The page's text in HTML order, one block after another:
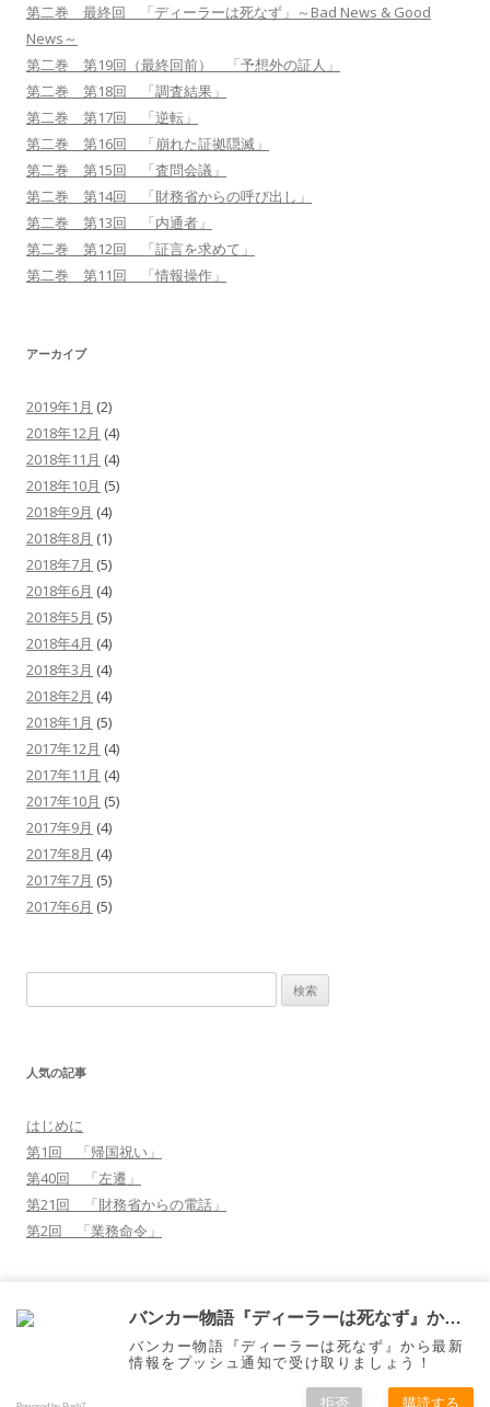
第二巻 最終回 「ディーラーは死なず」～Bad News & Good
News～
第二巻 第19回（最終回前） 「予想外の証人」
第二巻 第18回 「調査結果」
第二巻 第17回 「逆転」
第二巻 第16回 「崩れた証拠隠滅」
第二巻 第15回 「査問会議」
第二巻 第14回 「財務省からの呼び出し」
第二巻 第13回 「内通者」
第二巻 第12回 「証言を求めて」
第二巻 第11回 「情報操作」
アーカイブ
2019年1月 (2)
2018年12月 (4)
2018年11月 (4)
2018年10月 (5)
2018年9月 (4)
2018年8月 (1)
2018年7月 (5)
2018年6月 (4)
2018年5月 (5)
2018年4月 (4)
2018年3月 (4)
2018年2月 (4)
2018年1月 (5)
2017年12月 (4)
2017年11月 (4)
2017年10月 (5)
2017年9月 (4)
2017年8月 (4)
2017年7月 (5)
2017年6月 (5)
索
人気の記事
はじめに
第1回 「帰国祝い」
第40回 「左遷」
第21回 「財務省からの電話」
第2回 「業務命令」
バンカー物語『ディーラーは死なず』から通知を受け取る
バンカー物語『ディーラーは死なず』から最新
情報をプッシュ通知で受け取りましょう！
拒否 購読する